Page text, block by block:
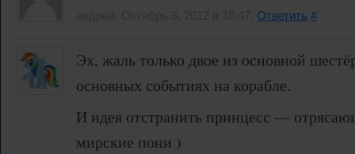
Ответить #
Эх, жаль только двое из основной
основных событиях на корабле.
И идея отстранить принцесс —
мирские пони )